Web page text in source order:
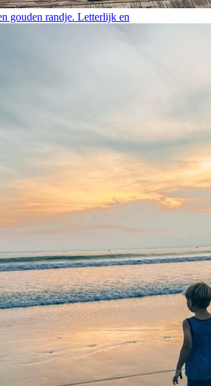
gouden randje. Letterlijk en